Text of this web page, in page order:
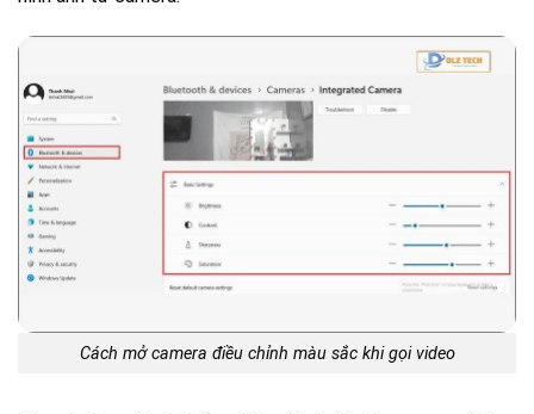
Cách mở camera điều chỉnh màu sắc khi gọi video